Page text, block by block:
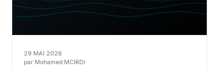
29 MAI 2026
par Mohamed MCIRDI